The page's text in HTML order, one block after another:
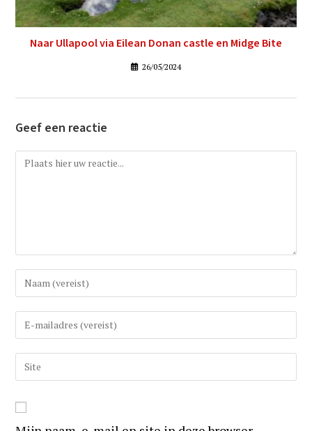
Naar Ullapool via Eilean Donan castle en Midge Bite
26/05/2024
Geef een reactie
Reactie
Vul
uw
(gebruikers)naam
Vul
uw
e-
mail
om
te
Vul
uw
URL